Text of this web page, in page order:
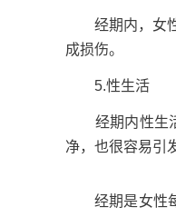
经期内，女性
成损伤。
5.性生活
经期内性生活
净，也很容易引
经期是女性每